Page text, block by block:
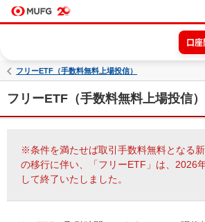
口座
フリーETF（手数料無料上場投信）
フリーETF（手数料無料上場投信
※条件を満たせば取引手数料無料となる
の移行に伴い、「フリーETF」は、2026
して終了いたしました。